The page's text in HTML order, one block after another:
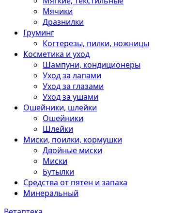
Мячики
Дразнилки
Груминг
Когтерезы, пилки, ножницы
Косметика и уход
Шампуни, кондиционеры
Уход за лапами
Уход за глазами
Уход за ушами
Ошейники, шлейки
Ошейники
Шлейки
Миски, поилки, кормушки
Двойные миски
Миски
Бутылки
Средства от пятен и запаха
Минеральный